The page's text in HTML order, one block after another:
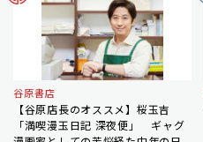
谷原書店
【谷原店長のオススメ】桜玉吉
「満喫漫玉日記 深夜便」 ギャグ